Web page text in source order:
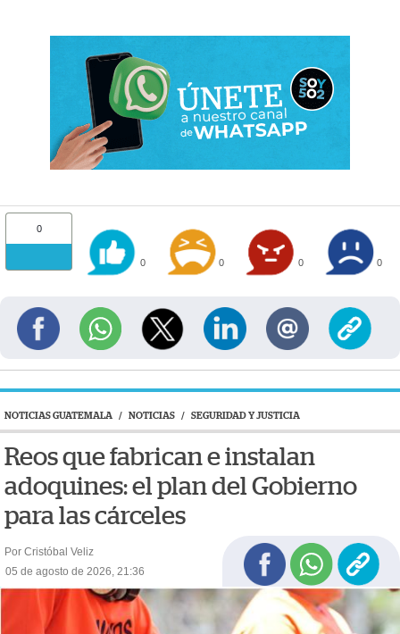
0
0 0 0 0
NOTICIAS GUATEMALA / NOTICIAS / SEGURIDAD Y JUSTICIA
Reos que fabrican e instalan
adoquines: el plan del Gobierno
para las cárceles
Por Cristóbal Veliz
05 de agosto de 2026, 21:36